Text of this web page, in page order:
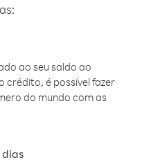
ao seu saldo ao
crédito, é possível fazer
do mundo com as
dias